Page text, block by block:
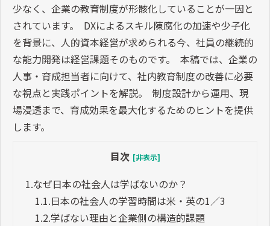
少なく、企業の教育制度が形骸化していることが一因と
されています。 DXによるスキル陳腐化の加速や少子化
を背景に、人的資本経営が求められる今、社員の継続的
な能力開発は経営課題そのものです。 本稿では、企業の
人事・育成担当者に向けて、社内教育制度の改善に必要
な視点と実践ポイントを解説。 制度設計から運用、現
場浸透まで、育成効果を最大化するためのヒントを提供
します。
目次 [非表示]
1.なぜ日本の社会人は学ばないのか？
1.1.日本の社会人の学習時間は米・英の1／3
1.2.学ばない理由と企業側の構造的課題